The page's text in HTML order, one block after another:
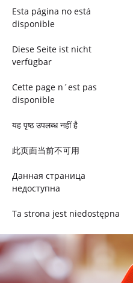
Esta página no está
disponible
Diese Seite ist nicht
verfügbar
Cette page n´est pas
disponible
यह पृष्ठ उपलब्ध नहीं है
此页面当前不可用
Данная страница
недоступна
Ta strona jest niedostępna
Trang này không có
Esta página não está
disponível